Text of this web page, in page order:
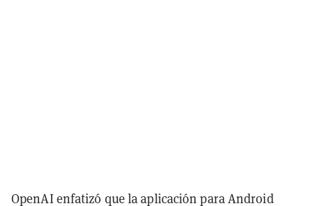
OpenAI enfatizó que la aplicación para Android